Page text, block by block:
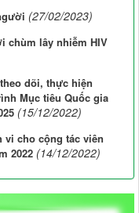
(27/02/2023)
chùm lây nhiễm HIV
dõi, thực hiện
Mục tiêu Quốc gia
(15/12/2022)
vi cho cộng tác viên
2022 (14/12/2022)